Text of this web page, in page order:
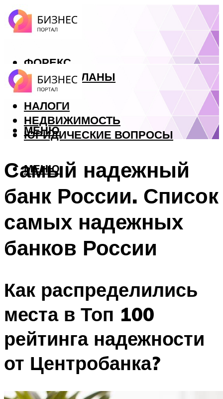
ФОРЕКС
БИЗНЕС ПЛАНЫ
КРЕДИТЫ
НАЛОГИ
НЕДВИЖИМОСТЬ
ЮРИДИЧЕСКИЕ ВОПРОСЫ
МЕНЮ
МЕНЮ
Самый надежный
банк России. Список
самых надежных
банков России
Как распределились
места в Топ 100
рейтинга надежности
от Центробанка?